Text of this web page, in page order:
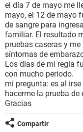
BIENESTAR
SEXUALIDAD
GLOSARIO
el día 7 de mayo me
mayo, el 12 de mayo
de sangre para
familiar. El resultado
pruebas caseras y
síntomas de
Los días de mi regla
con mucho periodo.
mi pregunta: es al
hacerme la prueba de
Gracias
Compartir